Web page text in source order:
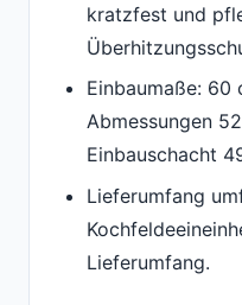
kratzfest und
Einbaumaße: 60
Abmessungen
Einbauschacht
Lieferumfang
Lieferumfang.